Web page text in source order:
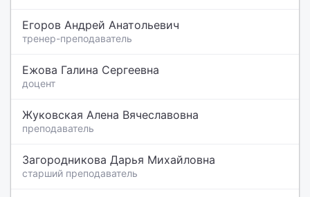
Егоров Андрей Анатольевич
тренер-преподаватель
Ежова Галина Сергеевна
доцент
Жуковская Алена Вячеславовна
преподаватель
Загородникова Дарья Михайловна
старший преподаватель